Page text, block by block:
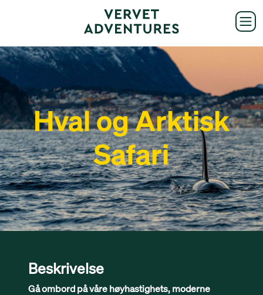
Hval og Arktisk
Safari
Beskrivelse
Gå ombord på våre høyhastighets, moderne